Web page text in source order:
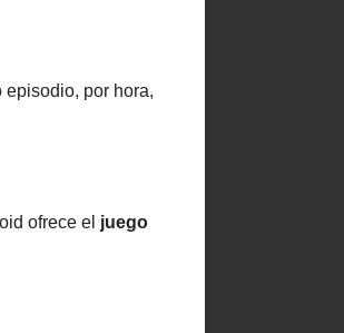
por hora,
ofrece el juego